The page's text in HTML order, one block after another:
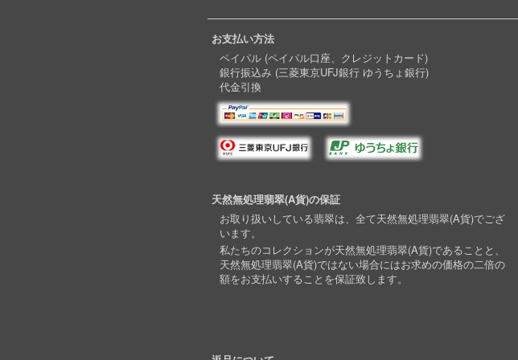
お支払い方法
ペイパル (ペイパル口座、クレジットカード)
銀行振込み (三菱東京UFJ銀行 ゆうちょ銀行)
代金引換
天然無処理翡翠(A貨)の保証
お取り扱いしている翡翠は、全て天然無処理翡翠(A貨)でござ
います。
私たちのコレクションが天然無処理翡翠(A貨)であることと、
天然無処理翡翠(A貨)ではない場合にはお求めの価格の二倍の
額をお支払いすることを保証致します。